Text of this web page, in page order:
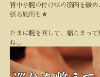
背中や腕の付け根の筋肉を緩
張る施術も ★
たまに腕を回して、縮こまっ
ね◡̈